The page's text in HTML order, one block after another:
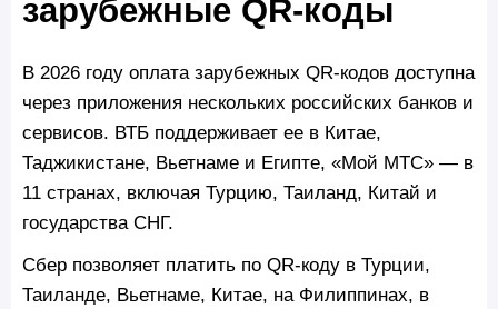
зарубежные QR-коды
В 2026 году оплата зарубежных QR-кодов доступна
через приложения нескольких российских банков и
сервисов. ВТБ поддерживает ее в Китае,
Таджикистане, Вьетнаме и Египте, «Мой МТС» — в
11 странах, включая Турцию, Таиланд, Китай и
государства СНГ.
Сбер позволяет платить по QR-коду в Турции,
Таиланде, Вьетнаме, Китае, на Филиппинах, в